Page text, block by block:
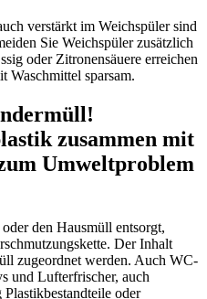
verstärkt im Weichspüler sind
Sie Weichspüler zusätzlich
oder Zitronensäuere erreichen
Waschmittel sparsam.
zusammen mit
Umweltproblem
den Hausmüll entsorgt,
Der Inhalt
zugeordnet werden. Auch WC-
und Lufterfrischer, auch
oder